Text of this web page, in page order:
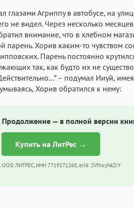
глазами Агриппу в автобусе, на
не видел. Через несколько
внимание, что в хлебном
Хорив каким-то чувством
Парень постоянно
так, как будто их не
– подумал Ииуй,
Хорив обратился к нему:
Продолжение — в полной версии
Купить на ЛитРес →
ООО ЛИТРЕС, ИНН 7719571260, erid: 2VfnxyNkZrY